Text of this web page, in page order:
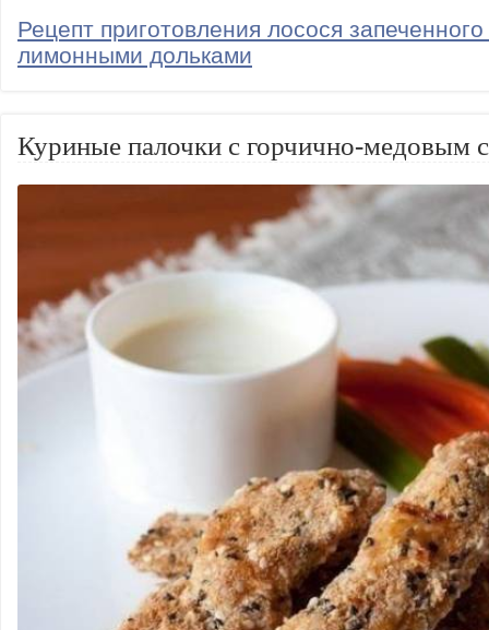
Рецепт приготовления лосося
лимонными дольками
Куриные палочки с горчично-медовым